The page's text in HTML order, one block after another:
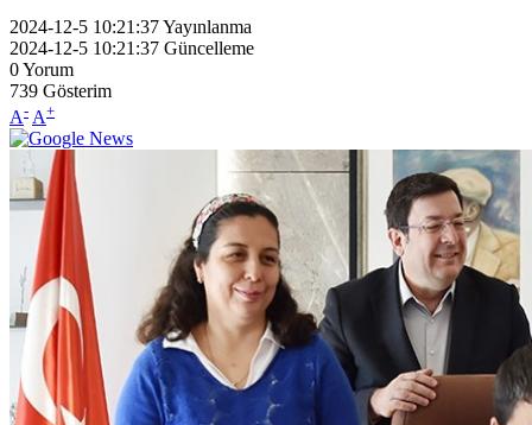
2024-12-5 10:21:37Yayınlanma
2024-12-5 10:21:37 Güncelleme
0Yorum
739 Gösterim
A- A+